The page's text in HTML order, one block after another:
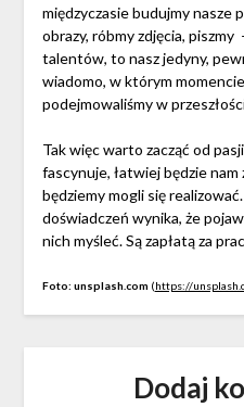
międzyczasie budujmy nasze
obrazy, róbmy zdjęcia,
talentów, to nasz jedyny,
wiadomo, w którym momencie
podejmowaliśmy w
Tak więc warto zacząć od
fascynuje, łatwiej będzie
będziemy mogli się
doświadczeń wynika, że
nich myśleć. Są zapłatą za
Foto: unsplash.com (https://
Dodaj